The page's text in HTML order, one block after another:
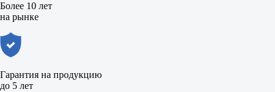
Более 10 лет
на рынке
Гарантия на продукцию
до 5 лет